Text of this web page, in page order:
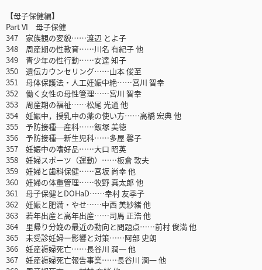
【母子保健編】
Part VI 母子保健
347 家族観の変貌……渡辺 とよ子
348 周産期の性教育……川名 有紀子 他
349 青少年の性行動……安達 知子
350 遺伝カウンセリング……山本 俊至
351 母体保護法・人工妊娠中絶……宮川 智幸
352 働く女性の母性管理……宮川 智幸
353 周産期の福祉……松尾 光通 他
354 妊娠中，授乳中の薬の使い方……高橋 宏典 他
355 予防接種─産科……飯塚 美徳
356 予防接種─新生児科……多屋 馨子
357 妊娠中の嗜好品……大口 昭英
358 妊婦スポーツ（運動）……板倉 敦夫
359 妊婦と歯科保健……宮坂 尚幸 他
360 妊婦の体重管理……牧野 真太郎 他
361 母子保健とDOHaD……幸村 友季子
362 妊娠と肥満・やせ……中西 美紗緒 他
363 若年出産と高年出産……司馬 正浩 他
364 里帰り分娩の最近の動向と問題点……前村 俊満 他
365 未受診妊婦ー影響と対策……阿部 史朗
366 妊産褥婦死亡……長谷川 潤一 他
367 妊産褥婦死亡報告事業……長谷川 潤一 他